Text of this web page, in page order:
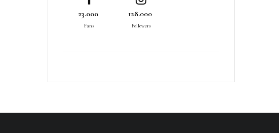
23.000
Fans
128.000
Followers